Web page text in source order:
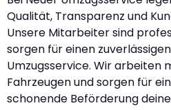
Qualität, Transparenz und
Unsere Mitarbeiter sind
sorgen für einen
Umzugsservice. Wir arbeiten
Fahrzeugen und sorgen für
schonende Beförderung